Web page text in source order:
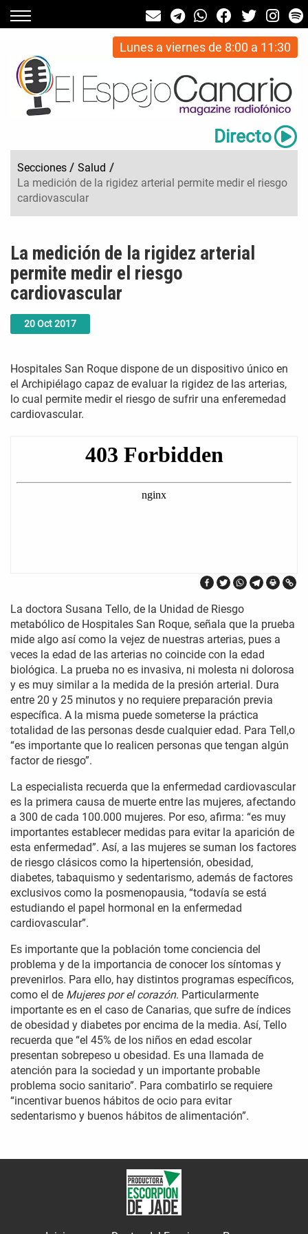
Lunes a viernes de 8:00 a 11:30
Directo
Secciones / Salud /
La medición de la rigidez arterial permite medir el riesgo
cardiovascular
20Oct2017
La medición de la rigidez arterial
permite medir el riesgo
cardiovascular
Hospitales San Roque dispone de un dispositivo único en
el Archipiélago capaz de evaluar la rigidez de las arterias,
lo cual permite medir el riesgo de sufrir una enferemedad
cardiovascular.
La doctora Susana Tello, de la Unidad de Riesgo
metabólico de Hospitales San Roque, señala que la prueba
mide algo así como la vejez de nuestras arterias, pues a
veces la edad de las arterias no coincide con la edad
biológica. La prueba no es invasiva, ni molesta ni dolorosa
y es muy similar a la medida de la presión arterial. Dura
entre 20 y 25 minutos y no requiere preparación previa
específica. A la misma puede someterse la práctica
totalidad de las personas desde cualquier edad. Para Tell,o
“es importante que lo realicen personas que tengan algún
factor de riesgo”.
La especialista recuerda que la enfermedad cardiovascular
es la primera causa de muerte entre las mujeres, afectando
a 300 de cada 100.000 mujeres. Por eso, afirma: “es muy
importantes establecer medidas para evitar la aparición de
esta enfermedad”. Así, a las mujeres se suman los factores
de riesgo clásicos como la hipertensión, obesidad,
diabetes, tabaquismo y sedentarismo, además de factores
exclusivos como la posmenopausia, “todavía se está
estudiando el papel hormonal en la enfermedad
cardiovascular”.
Es importante que la población tome conciencia del
problema y de la importancia de conocer los síntomas y
prevenirlos. Para ello, hay distintos programas específicos,
como el de Mujeres por el corazón. Particularmente
importante es en el caso de Canarias, que sufre de índices
de obesidad y diabetes por encima de la media. Así, Tello
recuerda que “el 45% de los niños en edad escolar
presentan sobrepeso u obesidad. Es una llamada de
atención para la sociedad y un importante probable
problema socio sanitario”. Para combatirlo se requiere
“incentivar buenos hábitos de ocio para evitar
sedentarismo y buenos hábitos de alimentación”.